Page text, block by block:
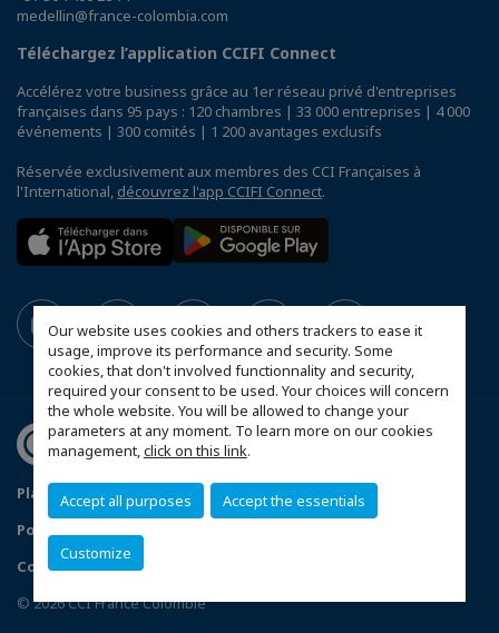
Our website uses cookies and others trackers to ease it
usage, improve its performance and security. Some
cookies, that don't involved functionnality and security,
required your consent to be used. Your choices will concern
the whole website. You will be allowed to change your
parameters at any moment. To learn more on our cookies
management,click on this link.
Accept all purposes Accept the essentials
Customize
medellin@france-colombia.com
Téléchargez l’application CCIFI Connect
Accélérez votre business grâce au 1er réseau privé d'entreprises
françaises dans 95 pays : 120 chambres | 33 000 entreprises | 4 000
événements | 300 comités | 1 200 avantages exclusifs
Réservée exclusivement aux membres des CCI Françaises à
l'International, découvrez l'app CCIFI Connect.
Plan du site
Mentions légales
Politique de confidentialité
Configurer vos préférences cookies
© 2026 CCI France Colombie